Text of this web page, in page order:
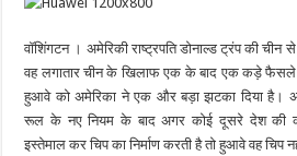
वॉशिंगटन । अमेरिकी राष्ट्रपति डोनाल्ड ट्रंप की चीन
वह लगातार चीन के खिलाफ एक के बाद एक कड़े फैसले
हुआवे को अमेरिका ने एक और बड़ा झटका दिया है।
रूल के नए नियम के बाद अगर कोई दूसरे देश की
इस्तेमाल कर चिप का निर्माण करती है तो हुआवे वह चिप